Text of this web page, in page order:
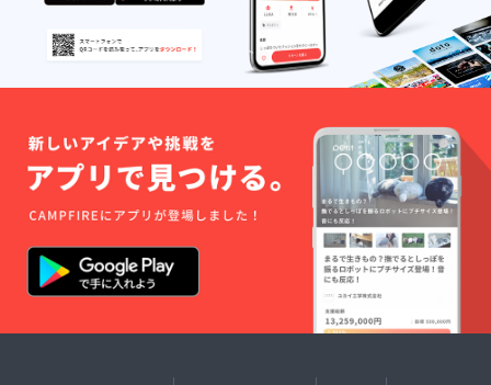
詳細は
お申し
込みい
ただい
た後に
しま
す。